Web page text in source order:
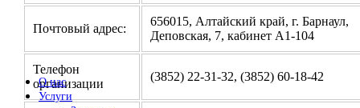
О нас
Услуги
Почтовый адрес:
656015, Алтайский край, г. Барнаул,
Деповская, 7, кабинет А1-104
Телефон
организации
(3852) 22-31-32, (3852) 60-18-42